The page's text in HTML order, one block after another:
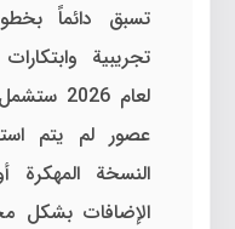
تسبق دائماً
تجريبية
لعام
عصور لم يتم
النسخة
الإضافات بشكل